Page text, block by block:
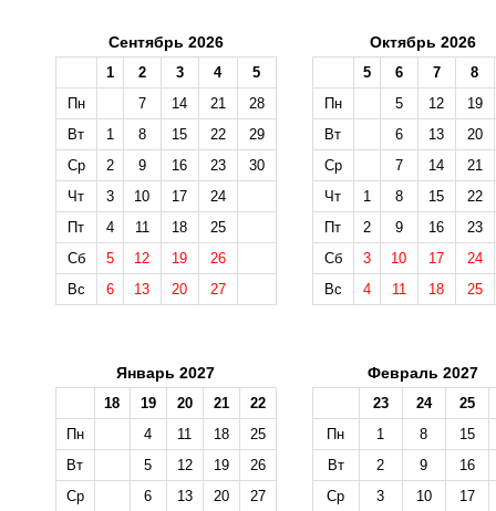
Сентябрь 2026
1 2 3 4
5
Пн
7 14 21
28
Вт
1 8 15 22
29
Ср
2 9 16 23
30
Чт
3 10 17
24
Пт
4 11 18
25
Сб
5 12 19
26
Вс
6 13 20 27
Октябрь 2026
5 6 7
8
Пн
5 12
19
Вт
6 13
20
Ср
7 14
21
Чт
1 8 15
22
Пт
2 9 16
23
Сб
3 10 17
24
Вс
4 11 18 25
Январь 2027
18 19 20 21
22
Пн
4 11 18
25
Вт
5 12 19
26
Ср
6 13 20
27
Февраль 2027
23 24
25
Пн
1 8
15
Вт
2 9
16
Ср
3 10
17